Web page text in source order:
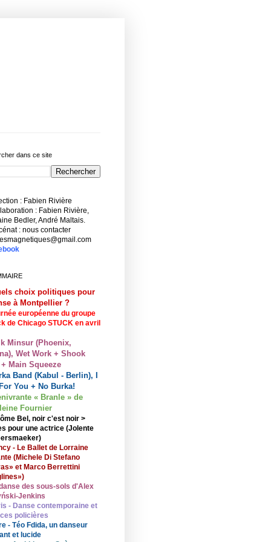
dans ce site
: Fabien Rivière
: Fabien Rivière,
Bedler, André Maltais.
: nous contacter
choix politiques pour
à Montpellier ?
européenne du groupe
de Chicago STUCK en avril
Minsur (Phoenix,
Wet Work + Shook
Main Squeeze
Band (Kabul - Berlin), I
You + No Burka!
« Branle » de
Fournier
Bel, noir c'est noir >
pour une actrice (Jolente
- Le Ballet de Lorraine
(Michele Di Stefano
et Marco Berrettini
des sous-sols d'Alex
Jenkins
- Danse contemporaine et
policières
- Téo Fdida, un danseur
et lucide